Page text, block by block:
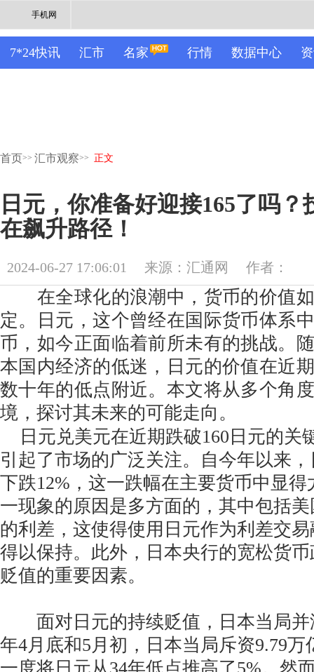
手机网
7*24快讯 汇市 名家 行情 数据中心
首页>> 汇市观察>> 正文
日元，你准备好迎接165了吗
在飙升路径！
2024-06-27 17:06:01 来源：汇通网 作者：
在全球化的浪潮中，货币的价值如
定。日元，这个曾经在国际货币体系
币，如今正面临着前所未有的挑战。
本国内经济的低迷，日元的价值在近
数十年的低点附近。本文将从多个角
境，探讨其未来的可能走向。
日元兑美元在近期跌破160日元的关
引起了市场的广泛关注。自今年以来
下跌12%，这一跌幅在主要货币中显
一现象的原因是多方面的，其中包括
的利差，这使得使用日元作为利差交
得以保持。此外，日本央行的宽松货
贬值的重要因素。
面对日元的持续贬值，日本当局并
年4月底和5月初，日本当局斥资9.79